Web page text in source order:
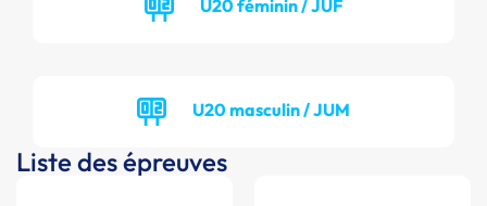
U20 féminin / JUF
U20 masculin / JUM
Liste des épreuves